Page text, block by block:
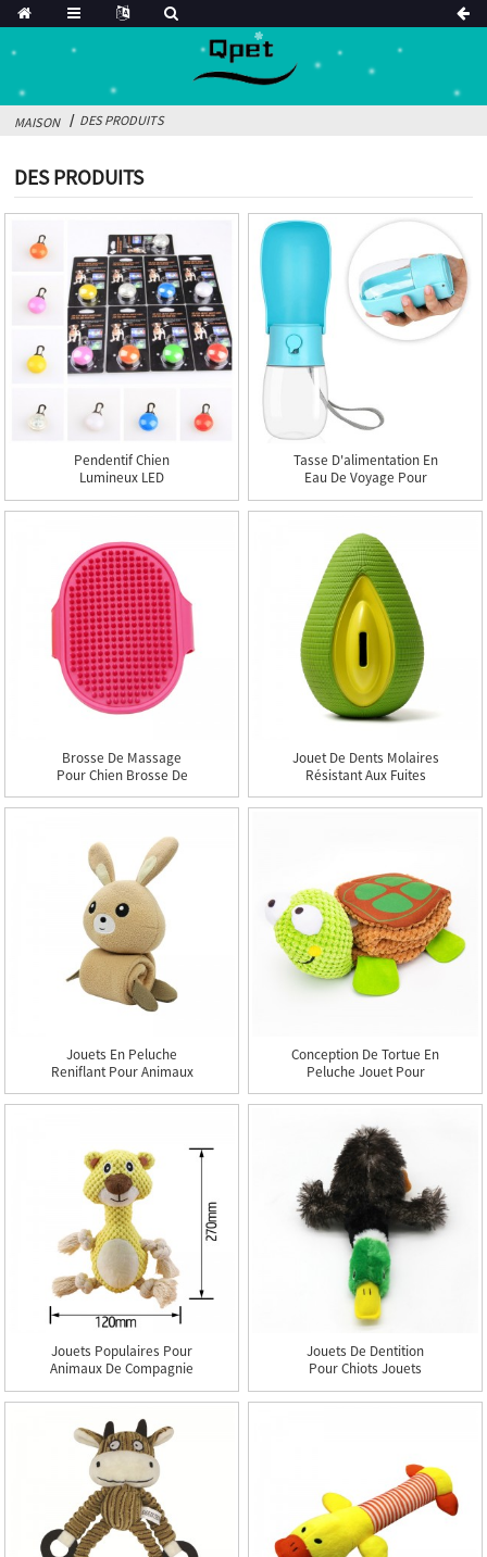
MAISON DES PRODUITS
DES PRODUITS
Pendentif Chien
Lumineux LED
Tasse D'alimentation En
Eau De Voyage Pour
Animaux De Compagnie
Portable Chien Sortant
Bouilloire Dispositif
D'abreuvement Tasse
D'eau R Dispositif
D'alimentation Chien De
Marche
Brosse De Massage
Pour Chien Brosse De
Bain Pour Animaux De
Compagnie Brosse
Brosse De Bain Pour
Animaux De Compagnie
Jouet De Dents Molaires
Résistant Aux Fuites
Jouets En Caoutchouc
Avocat Chiens Jouet À
Jouets En Peluche
Reniflant Pour Animaux
De Compagnie
Nourriture Tibétaine
Chien Interactif Lapin
Jouets Mangeoire Lente
Facile À Nettoyer
Conception De Tortue En
Peluche Jouet Pour
Animaux De Compagnie
Jouets Intelligents De
Puzzle De Chien
Jouets Populaires Pour
Animaux De Compagnie
Animals Dog Peluche
Chew Toy
Jouets De Dentition
Pour Chiots Jouets
Le Canard Récupération